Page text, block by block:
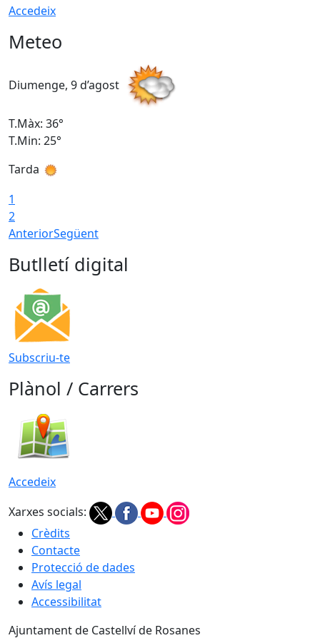
Accedeix
Meteo
Diumenge, 9 d’agost
T.Màx: 36°
T.Min: 25°
Tarda
1
2
AnteriorSegüent
Butlletí digital
Subscriu-te
Plànol / Carrers
Accedeix
Xarxes socials:
Crèdits
Contacte
Protecció de dades
Avís legal
Accessibilitat
Ajuntament de Castellví de Rosanes